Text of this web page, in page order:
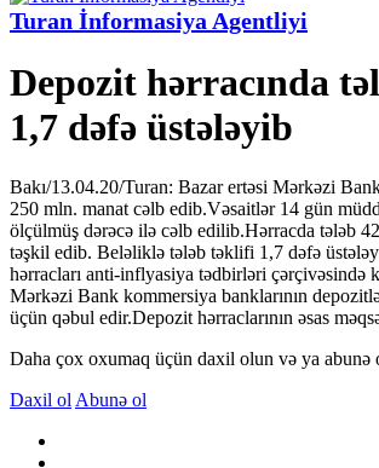
Turan İnformasiya Agentliyi
Depozit hərracında
1,7 dəfə üstələyib
Bakı/13.04.20/Turan: Bazar ertəsi Mərkəzi
250 mln. manat cəlb edib.Vəsaitlər 14 gün
ölçülmüş dərəcə ilə cəlb edilib.Hərracda tələb
təşkil edib. Beləliklə tələb təklifi 1,7 dəfə
hərracları anti-inflyasiya tədbirləri çərçivəsində
Mərkəzi Bank kommersiya banklarının
üçün qəbul edir.Depozit hərraclarının əsas
Daha çox oxumaq üçün daxil olun və ya abunə
Daxil ol Abunə ol